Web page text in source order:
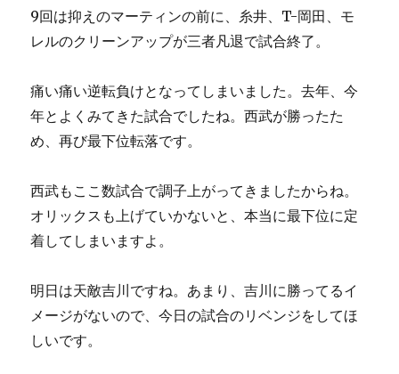
9回は抑えのマーティンの前に、糸井、T-岡田、モ
レルのクリーンアップが三者凡退で試合終了。
痛い痛い逆転負けとなってしまいました。去年、今
年とよくみてきた試合でしたね。西武が勝ったた
め、再び最下位転落です。
西武もここ数試合で調子上がってきましたからね。
オリックスも上げていかないと、本当に最下位に定
着してしまいますよ。
明日は天敵吉川ですね。あまり、吉川に勝ってるイ
メージがないので、今日の試合のリベンジをしてほ
しいです。